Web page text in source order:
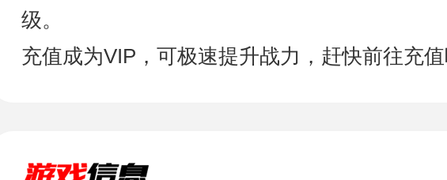
级。
充值成为VIP，可极速提升战力，赶快前往充值